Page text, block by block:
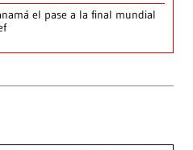
el pase a la final mundial